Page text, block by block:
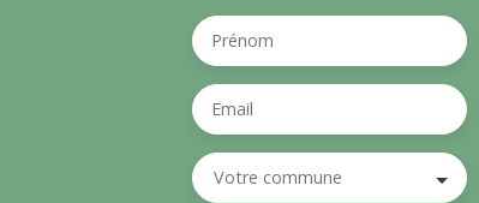
Prénom
Email
Votre commune